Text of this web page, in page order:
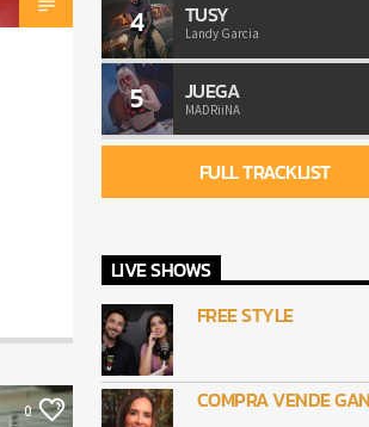
0
4 TUSY
Landy Garcia
5 JUEGA
MADRiiNA
FULL TRACKLIST
LIVE SHOWS
FREE STYLE
COMPRA VENDE